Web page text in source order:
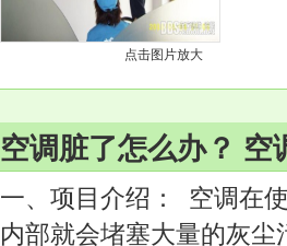
点击图片放大
空调脏了怎么办？ 空
一、项目介绍： 空调在
内部就会堵塞大量的灰